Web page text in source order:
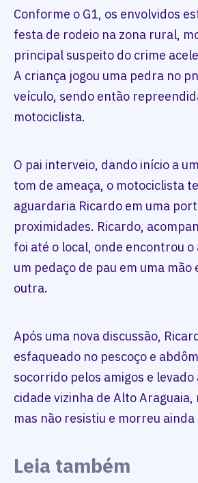
Conforme o G1, os envolvidos
festa de rodeio na zona rural,
principal suspeito do crime
A criança jogou uma pedra no
veículo, sendo então
motociclista.
O pai interveio, dando início a
tom de ameaça, o motociclista
aguardaria Ricardo em uma
proximidades. Ricardo,
foi até o local, onde encontrou
um pedaço de pau em uma mão
outra.
Após uma nova discussão,
esfaqueado no pescoço e
socorrido pelos amigos e
cidade vizinha de Alto Araguaia,
mas não resistiu e morreu ainda
Leia também